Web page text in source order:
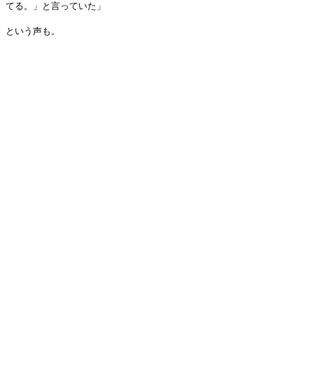
てる。」と言っていた」
という声も。